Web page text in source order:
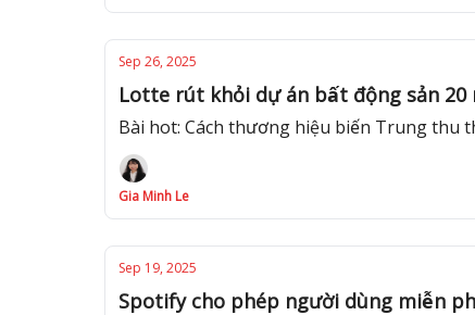
Sep 26, 2025
Lotte rút khỏi dự án bất động sản
Bài hot: Cách thương hiệu biến Trung thu
Gia Minh Le
Sep 19, 2025
Spotify cho phép người dùng miễn